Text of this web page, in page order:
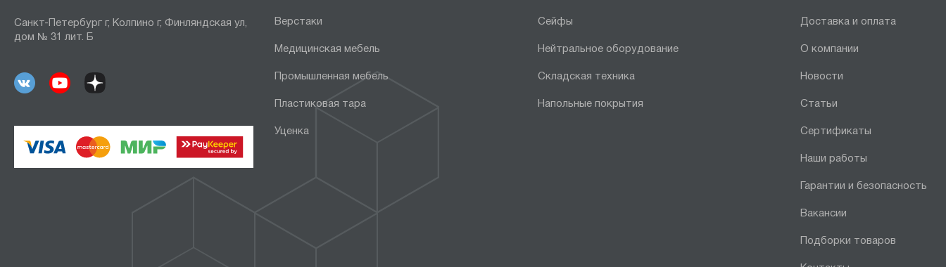
Санкт-Петербург г, Колпино г, Финляндская ул,
дом № 31 лит. Б
Верстаки Сейфы
Медицинская мебель Нейтральное оборудование
Промышленная мебель Складская техника
Пластиковая тара Напольные покрытия
Уценка
Доставка и оплата
О компании
Новости
Статьи
Сертификаты
Наши работы
Гарантии и безопасность
Вакансии
Подборки товаров